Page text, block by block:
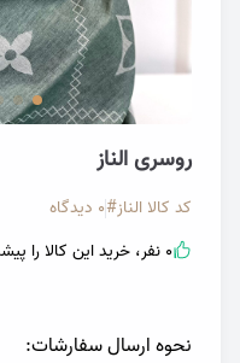
روسری الناز
کد کالا الناز#0 دیدگاه
0 نفر، خرید این کالا را پیشنهاد کرده‌اند
نحوه ارسال سفارشات: